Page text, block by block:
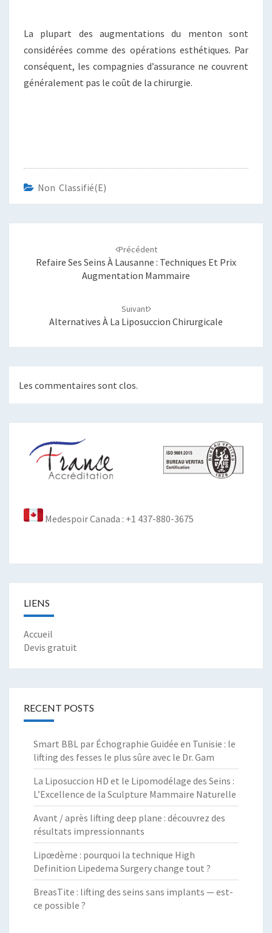
La plupart des augmentations du menton sont
considérées comme des opérations esthétiques. Par
conséquent, les compagnies d’assurance ne couvrent
généralement pas le coût de la chirurgie.
Non Classifié(e)
Précédent
Refaire Ses Seins À Lausanne : Techniques Et Prix
Augmentation Mammaire
Suivant
Alternatives À La Liposuccion Chirurgicale
Les commentaires sont clos.
Medespoir Canada : +1 437-880-3675
LIENS
Accueil
Devis gratuit
RECENT POSTS
Smart BBL par Échographie Guidée en Tunisie : le
lifting des fesses le plus sûre avec le Dr. Gam
La Liposuccion HD et le Lipomodélage des Seins :
L’Excellence de la Sculpture Mammaire Naturelle
Avant / après lifting deep plane : découvrez des
résultats impressionnants
Lipœdème : pourquoi la technique High
Definition Lipedema Surgery change tout ?
BreasTite : lifting des seins sans implants — est-
ce possible ?